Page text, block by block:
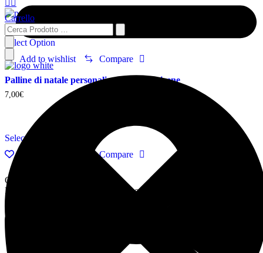
Carrello
Select Option
Add to wishlist
Compare
Palline di natale personalizzate in polistirene
7,00€
Select Option
Compare
Contattaci
Per informazioni o richiesta di preventivo